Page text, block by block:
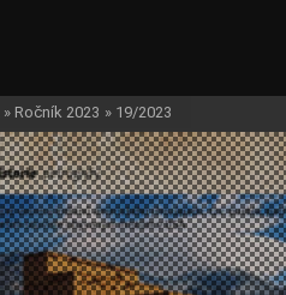
» Ročník 2023 » 19/2023